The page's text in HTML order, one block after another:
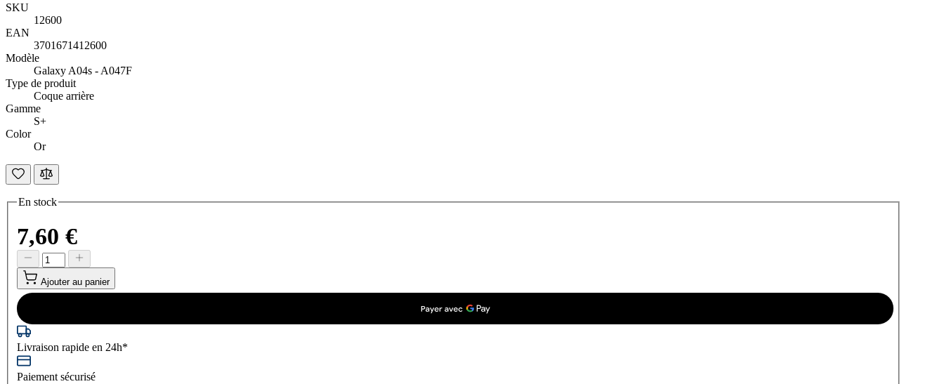
SKU
12600
EAN
3701671412600
Modèle
Galaxy A04s - A047F
Type de produit
Coque arrière
Gamme
S+
Color
Or
En stock
7,60 €
Ajouter au panier
Livraison rapide en 24h*
Paiement sécurisé